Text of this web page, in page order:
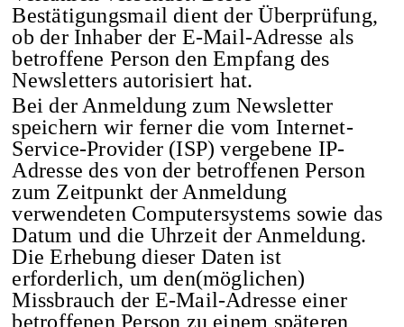
Bestätigungsmail dient der Überprüfung,
ob der Inhaber der E-Mail-Adresse als
betroffene Person den Empfang des
Newsletters autorisiert hat.
Bei der Anmeldung zum Newsletter
speichern wir ferner die vom Internet-
Service-Provider (ISP) vergebene IP-
Adresse des von der betroffenen Person
zum Zeitpunkt der Anmeldung
verwendeten Computersystems sowie das
Datum und die Uhrzeit der Anmeldung.
Die Erhebung dieser Daten ist
erforderlich, um den(möglichen)
Missbrauch der E-Mail-Adresse einer
betroffenen Person zu einem späteren